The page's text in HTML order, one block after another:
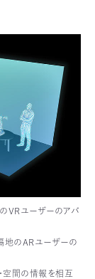
VRユーザーのアバ
地のARユーザーの
空間の情報を相互